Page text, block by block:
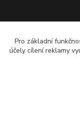
Pro základní
účely cílení reklamy